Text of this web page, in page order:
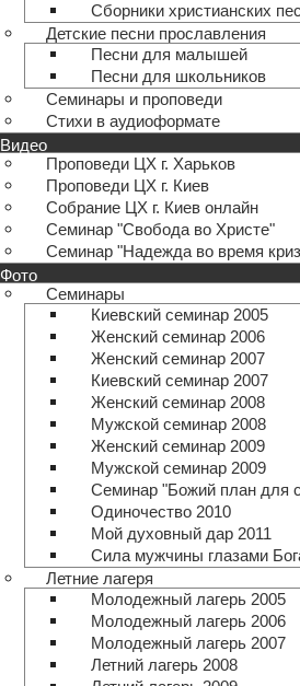
Сборники христианских
Детские песни прославления
Песни для малышей
Песни для школьников
Семинары и проповеди
Стихи в аудиоформате
Видео
Проповеди ЦХ г. Харьков
Проповеди ЦХ г. Киев
Собрание ЦХ г. Киев онлайн
Семинар "Свобода во Христе"
Семинар "Надежда во время
Фото
Семинары
Киевский семинар 2005
Женский семинар 2006
Женский семинар 2007
Киевский семинар 2007
Женский семинар 2008
Мужской семинар 2008
Женский семинар 2009
Мужской семинар 2009
Семинар "Божий план для
Одиночество 2010
Мой духовный дар 2011
Сила мужчины глазами
Летние лагеря
Молодежный лагерь 2005
Молодежный лагерь 2006
Молодежный лагерь 2007
Летний лагерь 2008